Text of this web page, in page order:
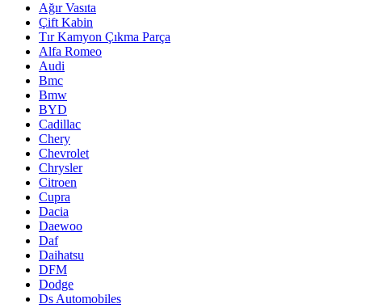
Ağır Vasıta
Çift Kabin
Tır Kamyon Çıkma Parça
Alfa Romeo
Audi
Bmc
Bmw
BYD
Cadillac
Chery
Chevrolet
Chrysler
Citroen
Cupra
Dacia
Daewoo
Daf
Daihatsu
DFM
Dodge
Ds Automobiles